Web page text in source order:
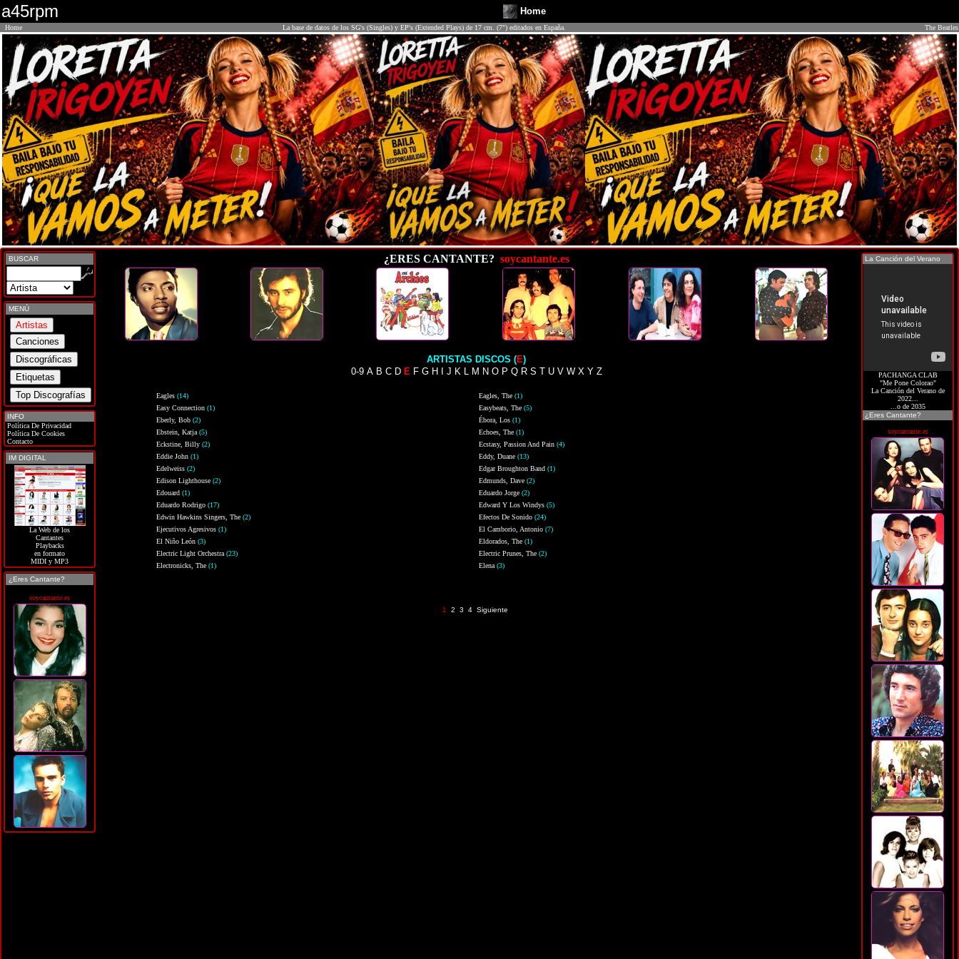
a45rpm Home
Home La base de datos de los SG's (Singles) y EP's (Extended Plays) de 17 cm. (7") editados en España. The Beatles
BUSCAR
MENÚ
INFO
Política De Privacidad
Política De Cookies
Contacto
IM DIGITAL
La Web de los
Cantantes
Playbacks
en formato
MIDI y MP3
¿Eres Cantante?
soycantante.es
¿ERES CANTANTE? soycantante.es
ARTISTAS DISCOS (E)
0-9 A B C D E F G H J K L M N O P Q R S T U V W X Y Z
Eagles (14) Eagles, The (1)
Easy Connection (1) Easybeats, The (5)
Eberly, Bob (2) Ébora, Los (1)
Ebstein, Katja (5) Echoes, The (1)
Eckstine, Billy (2) Ecstasy, Passion And Pain (4)
Eddie John (1) Eddy, Duane (13)
Edelweiss (2) Edgar Broughton Band (1)
Edison Lighthouse (2) Edmunds, Dave (2)
Edouard (1) Eduardo Jorge (2)
Eduardo Rodrigo (17) Edward Y Los Windys (5)
Edwin Hawkins Singers, The (2) Efectos De Sonido (24)
Ejecutivos Agresivos (1) El Camborio, Antonio (7)
El Niño León (3) Eldorados, The (1)
Electric Light Orchestra (23) Electric Prunes, The (2)
Electronicks, The (1) Elena (3)
1 2 3 4 Siguiente
La Canción del Verano
PACHANGA CLAB
"Me Pone Colorao"
La Canción del Verano de
2022...
...o de 2035
¿Eres Cantante?
soycantante.es